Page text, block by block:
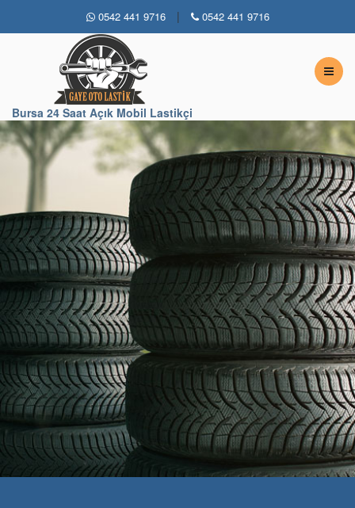
0542 441 9716 | 0542 441 9716
Bursa 24 Saat Açık Mobil Lastikçi